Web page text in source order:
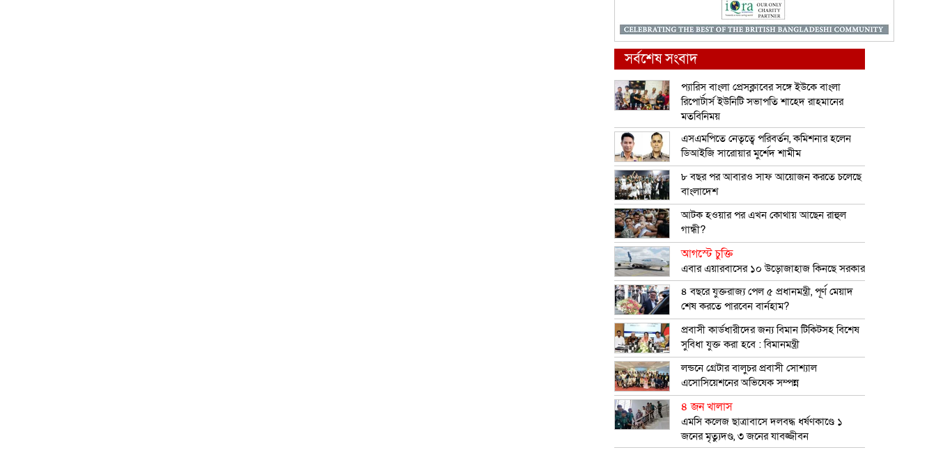
সর্বশেষ সংবাদ
প্যারিস বাংলা প্রেসক্লাবের সঙ্গে ইউকে বাংলা
রিপোর্টার্স ইউনিটি সভাপতি শাহেদ রাহমানের
মতবিনিময়
এসএমপিতে নেতৃত্বে পরিবর্তন, কমিশনার হলেন
ডিআইজি সারোয়ার মুর্শেদ শামীম
৮ বছর পর আবারও সাফ আয়োজন করতে চলেছে
বাংলাদেশ
আটক হওয়ার পর এখন কোথায় আছেন রাহুল
গান্ধী?
আগস্টে চুক্তি
এবার এয়ারবাসের ১০ উড়োজাহাজ কিনছে সরকার
৪ বছরে যুক্তরাজ্য পেল ৫ প্রধানমন্ত্রী, পূর্ণ মেয়াদ
শেষ করতে পারবেন বার্নহাম?
প্রবাসী কার্ডধারীদের জন্য বিমান টিকিটসহ বিশেষ
সুবিধা যুক্ত করা হবে : বিমানমন্ত্রী
লন্ডনে গ্রেটার বালুচর প্রবাসী সোশ্যাল
এসোসিয়েশনের অভিষেক সম্পন্ন
৪ জন খালাস
এমসি কলেজ ছাত্রাবাসে দলবদ্ধ ধর্ষণকাণ্ডে ১
জনের মৃত্যুদণ্ড, ৩ জনের যাবজ্জীবন